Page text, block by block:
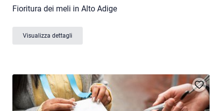
Fioritura dei meli in Alto Adige
Visualizza dettagli